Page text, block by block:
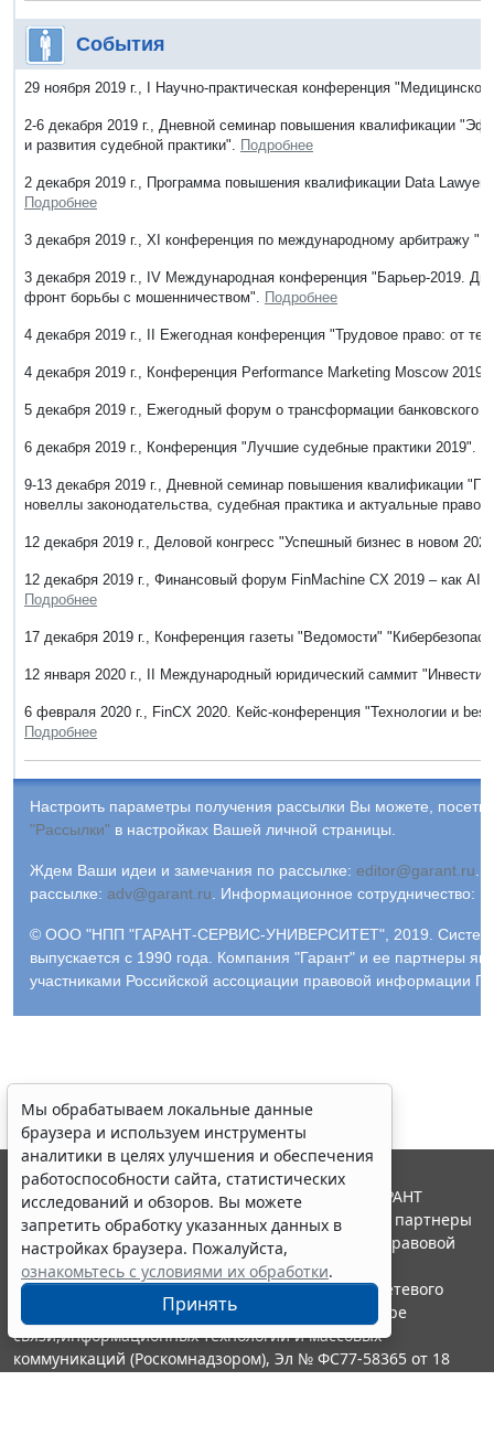
События
29 ноября 2019 г., I Научно-практическая конференция
2-6 декабря 2019 г., Дневной семинар повышения квалификации
и развития судебной практики". Подробнее
2 декабря 2019 г., Программа повышения квалификации Data
Подробнее
3 декабря 2019 г., XI конференция по международному арбитражу
3 декабря 2019 г., IV Международная конференция "Барьер-2019.
фронт борьбы с мошенничеством". Подробнее
4 декабря 2019 г., II Ежегодная конференция "Трудовое право: от
4 декабря 2019 г., Конференция Performance Marketing Moscow 2019.
5 декабря 2019 г., Ежегодный форум о трансформации банковского
6 декабря 2019 г., Конференция "Лучшие судебные практики 2019".
9-13 декабря 2019 г., Дневной семинар повышения квалификации
новеллы законодательства, судебная практика и актуальные
12 декабря 2019 г., Деловой конгресс "Успешный бизнес в новом
12 декабря 2019 г., Финансовый форум FinMachine CX 2019 – как AI
Подробнее
17 декабря 2019 г., Конференция газеты "Ведомости"
12 января 2020 г., II Международный юридический саммит
6 февраля 2020 г., FinCX 2020. Кейс-конференция "Технологии и
Подробнее
Настроить параметры получения рассылки Вы можете,
"Рассылки" в настройках Вашей личной страницы.
Ждем Ваши идеи и замечания по рассылке: editor@garant.ru.
рассылке: adv@garant.ru. Информационное сотрудничество:
© ООО "НПП "ГАРАНТ-СЕРВИС-УНИВЕРСИТЕТ", 2019.
выпускается с 1990 года. Компания "Гарант" и ее партнеры
участниками Российской ассоциации правовой информации
Мы обрабатываем локальные данные
браузера и используем инструменты
аналитики в целях улучшения и обеспечения
работоспособности сайта, статистических
исследований и обзоров. Вы можете
запретить обработку указанных данных в
настройках браузера. Пожалуйста,
ознакомьтесь с условиями их обработки.
Принять
© ООО "НПП "ГАРАНТ-СЕРВИС", 2026. Система ГАРАНТ
выпускается с 1990 года. Компания "Гарант" и ее партнеры
являются участниками Российской ассоциации правовой
информации ГАРАНТ.
Портал ГАРАНТ.РУ зарегистрирован в качестве сетевого
издания Федеральной службой по надзору в сфере
связи,информационных технологий и массовых
коммуникаций (Роскомнадзором), Эл № ФС77-58365 от 18